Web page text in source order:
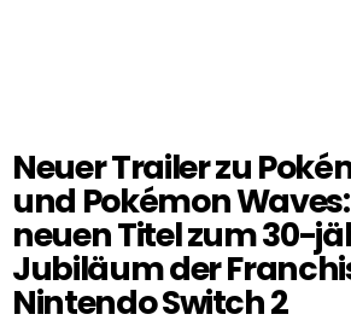
Neuer Trailer zu
und Pokémon
neuen Titel zum 30-
Jubiläum der
Nintendo Switch 2